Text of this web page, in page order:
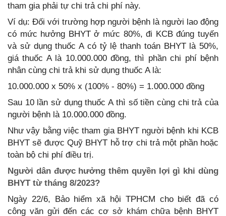
tham gia phải tự chi trả chi phí này.
Ví dụ: Đối với trường hợp người bệnh là người lao động
có mức hưởng BHYT ở mức 80%, đi KCB đúng tuyến
và sử dụng thuốc A có tỷ lệ thanh toán BHYT là 50%,
giá thuốc A là 10.000.000 đồng, thì phần chi phí bệnh
nhân cùng chi trả khi sử dụng thuốc A là:
10.000.000 x 50% x (100% - 80%) = 1.000.000 đồng
Sau 10 lần sử dụng thuốc A thì số tiền cùng chi trả của
người bệnh là 10.000.000 đồng.
Như vậy bằng việc tham gia BHYT người bệnh khi KCB
BHYT sẽ được Quỹ BHYT hỗ trợ chi trả một phần hoặc
toàn bộ chi phí điều trị.
Người dân được hưởng thêm quyền lợi gì khi dùng
BHYT từ tháng 8/2023?
Ngày 22/6, Bảo hiểm xã hội TPHCM cho biết đã có
công văn gửi đến các cơ sở khám chữa bệnh BHYT